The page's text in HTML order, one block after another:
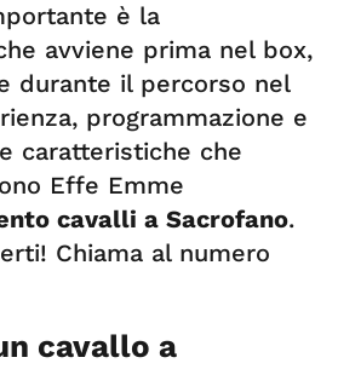
è la
avviene prima nel box,
durante il percorso nel
programmazione e
caratteristiche che
Effe Emme
cavalli a Sacrofano.
Chiama al numero
cavallo a